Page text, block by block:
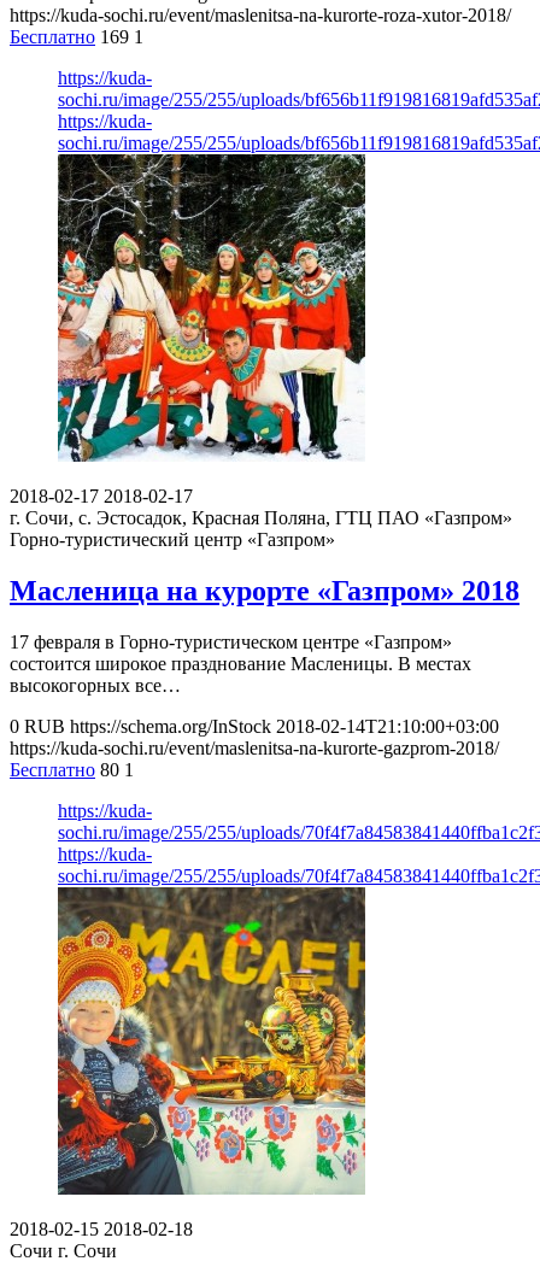
https://kuda-sochi.ru/event/maslenitsa-na-kurorte-roza-xutor-2018/
Бесплатно 169 1
https://kuda-
sochi.ru/image/255/255/uploads/
https://kuda-
sochi.ru/image/255/255/uploads/
2018-02-17 2018-02-17
г. Сочи, с. Эстосадок, Красная Поляна, ГТЦ ПАО «Газпром»
Горно-туристический центр «Газпром»
Масленица на курорте «Газпром» 2018
17 февраля в Горно-туристическом центре «Газпром»
состоится широкое празднование Масленицы. В местах
высокогорных все…
0 RUB https://schema.org/InStock 2018-02-14T21:10:00+03:00
https://kuda-sochi.ru/event/maslenitsa-na-kurorte-gazprom-2018/
Бесплатно 80 1
https://kuda-
sochi.ru/image/255/255/uploads/
https://kuda-
sochi.ru/image/255/255/uploads/
2018-02-15 2018-02-18
Сочи г. Сочи